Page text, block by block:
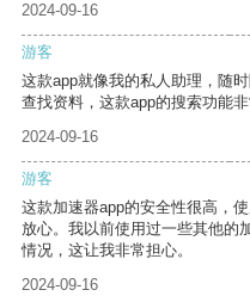
2024-09-16
游客
这款app就像我的私人助理，随
查找资料，这款app的搜索功能
2024-09-16
游客
这款加速器app的安全性很高，
放心。我以前使用过一些其他的
情况，这让我非常担心。
2024-09-16